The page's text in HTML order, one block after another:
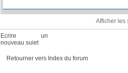
Afficher les
Ecrire un
nouveau sujet
Retourner vers Index du forum